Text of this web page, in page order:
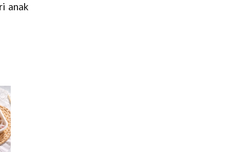
anak